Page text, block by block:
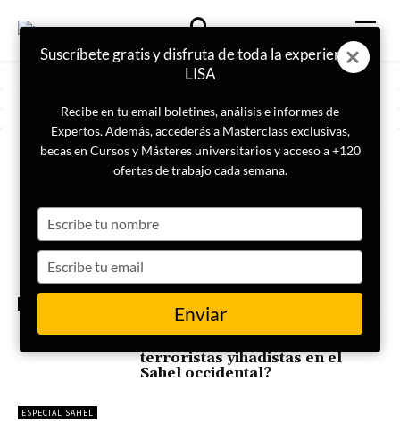
ETIQUETA
Células terroristas sahel
El papel estratégico de España
en el Sahel: seguridad,
desarrollo y cooperación clave
para Europa
ESPECIAL SAHEL
¿Cuál es la amenaza por la
terroristas yihadistas en el
Sahel occidental?
Suscríbete gratis y disfruta de toda la experiencia
LISA
Recibe en tu email boletines, análisis e informes de
Expertos. Además, accederás a Masterclass exclusivas,
becas en Cursos y Másteres universitarios y acceso a +120
ofertas de trabajo cada semana.
your
name
your
email
Enviar